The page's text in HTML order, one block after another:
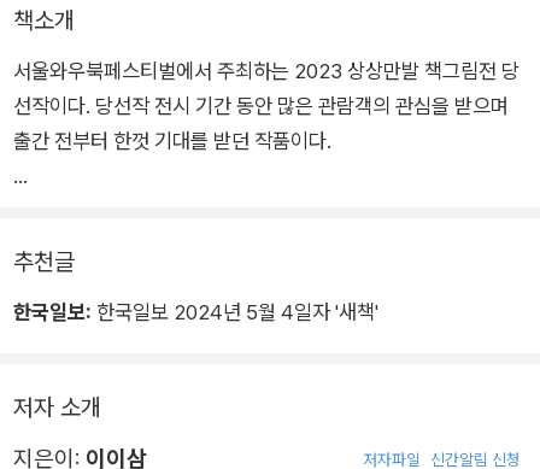
책소개
서울와우북페스티벌에서 주최하는 2023 상상만발 책그림전 당
선작이다. 당선작 전시 기간 동안 많은 관람객의 관심을 받으며
출간 전부터 한껏 기대를 받던 작품이다.
다. 장면에 리듬이 느껴지고 무엇보다 음악이 흐르는 듯하다. 가
장 멋진 음악을 표현하는 추상화의 기법도 세련되었다.’ _ 심사위
원 평
되는 시각적 상상력이 눈길을 사로잡는다. 어린아이부터 어른들
까지, 아침부터 밤까지, 실내에서부터 벚꽃이 날리는 공원까지
추천글
한국일보: 한국일보 2024년 5월 4일자 '새책'
저자 소개
지은이: 이이삼 저자파일 신간알림 신청